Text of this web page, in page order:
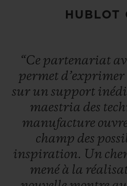
Murakami Sapphire
en édition limitée à 100
numérotés.
HUBLOT
“Ce partenariat
permet d’exprimer
sur un support
maestria des
manufacture
champ des
inspiration. Un
mené à la